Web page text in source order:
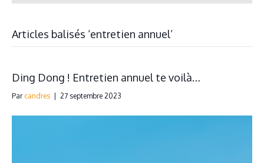
Articles balisés ‘entretien annuel’
Ding Dong ! Entretien annuel te voilà…
Par candres 27 septembre 2023